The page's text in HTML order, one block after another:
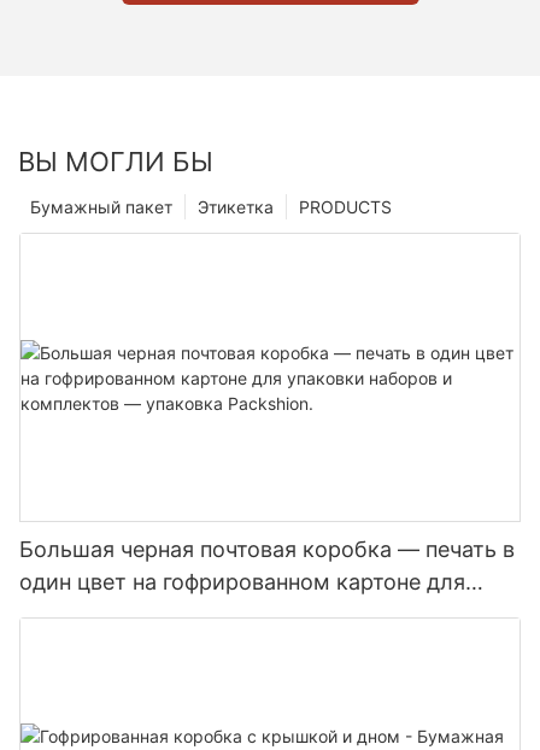
ВЫ МОГЛИ БЫ
PRODUCTS
Этикетка
Бумажный пакет
Большая черная почтовая коробка — печать в
один цвет на гофрированном картоне для
упаковки наборов и комплектов — упаковка